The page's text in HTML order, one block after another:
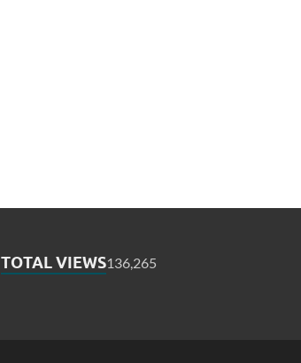
TOTAL VIEWS136,265